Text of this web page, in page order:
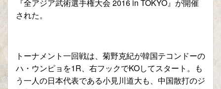
『全アジア武術選手権大会 2016 in TOKYO』が開催
された。
トーナメント一回戦は、菊野克紀が韓国テコンドーの
ハ・ウンピョを1R、右フックでKOしてスタート。も
う一人の日本代表である小見川道大も、中国散打のジ